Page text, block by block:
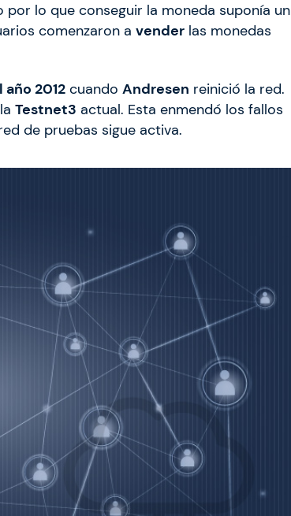
por lo que conseguir la moneda suponía un
comenzaron a vender las monedas
año 2012 cuando Andresen reinició la red.
Testnet3 actual. Esta enmendó los fallos
de pruebas sigue activa.